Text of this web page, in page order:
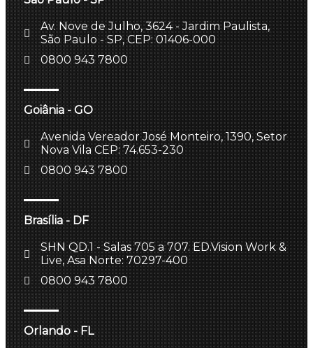
Av. Nove de Julho, 3624 - Jardim Paulista,
São Paulo - SP, CEP: 01406-000
0800 943 7800
Goiânia - GO
Avenida Vereador José Monteiro, 1390, Setor
Nova Vila CEP: 74.653-230
0800 943 7800
Brasília - DF
SHN QD.1 - Salas 705 a 707. ED.Vision Work &
Live, Asa Norte: 70297-400
0800 943 7800
Orlando - FL